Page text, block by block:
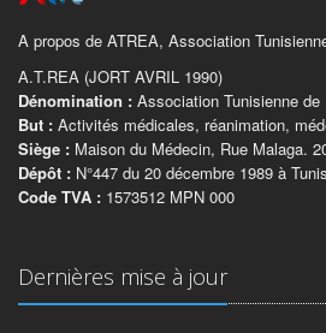
A propos de ATREA, Association
A.T.REA (JORT AVRIL 1990)
Dénomination : Association Tunisienne
But : Activités médicales, réanimation,
Siège : Maison du Médecin, Rue Malaga.
Dépôt : N°447 du 20 décembre 1989 à Tunis
Code TVA : 1573512 MPN 000
Dernières mise à jour